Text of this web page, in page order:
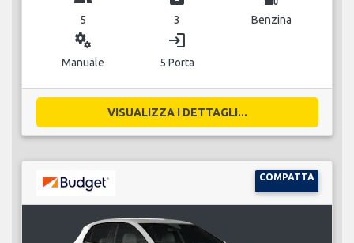
5 3 Benzina
miscellaneous_services
Manuale
login
5 Porta
VISUALIZZA I DETTAGLI...
COMPATTA